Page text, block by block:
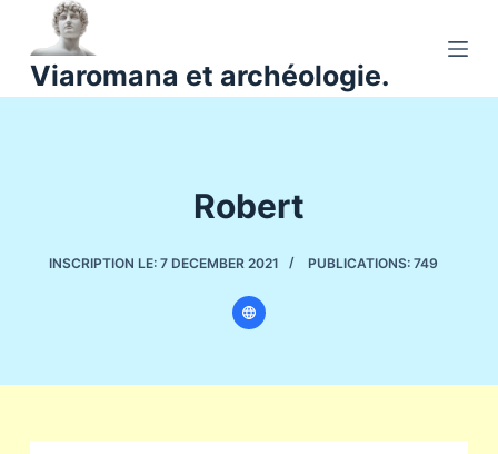
a
Viaromana et archéologie.
Robert
INSCRIPTION LE: 7 DECEMBER 2021 PUBLICATIONS: 749